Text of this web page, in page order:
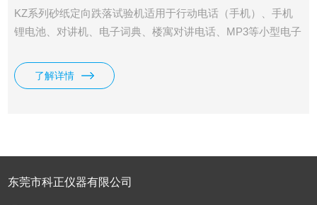
KZ系列砂纸定向跌落试验机适用于行动电话（手机）、手机
锂电池、对讲机、电子词典、楼寓对讲电话、MP3等小型电子
落。
了解详情
东莞市科正仪器有限公司